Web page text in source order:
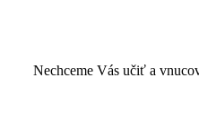
Nechceme Vás učiť a